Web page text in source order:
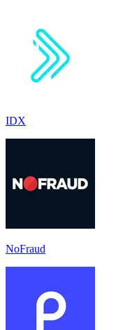
IDX
NoFraud